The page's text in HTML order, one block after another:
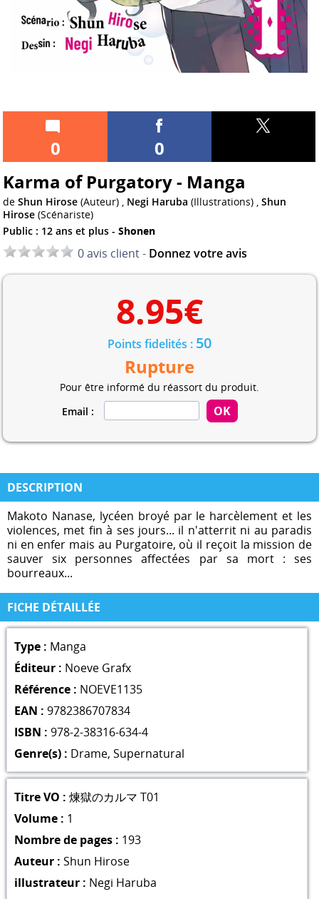
0
0
Karma of Purgatory - Manga
deShun Hirose (Auteur) , Negi Haruba (Illustrations) ,Shun
Hirose (Scénariste)
Public : 12 ans et plus -Shonen
0 avis client - Donnez votre avis
8.95€
Points fidelités : 50
Rupture
Pour être informé du réassort du produit.
Email :
DESCRIPTION
Makoto Nanase, lycéen broyé par le harcèlement et les
violences, met fin à ses jours... il n'atterrit ni au paradis
ni en enfer mais au Purgatoire, où il reçoit la mission de
sauver six personnes affectées par sa mort : ses
bourreaux...
FICHE DÉTAILLÉE
Type : Manga
Éditeur : Noeve Grafx
Référence : NOEVE1135
EAN : 9782386707834
ISBN : 978-2-38316-634-4
Genre(s) : Drame, Supernatural
Titre VO : 煉獄のカルマ T01
Volume : 1
Nombre de pages : 193
Auteur : Shun Hirose
illustrateur : Negi Haruba